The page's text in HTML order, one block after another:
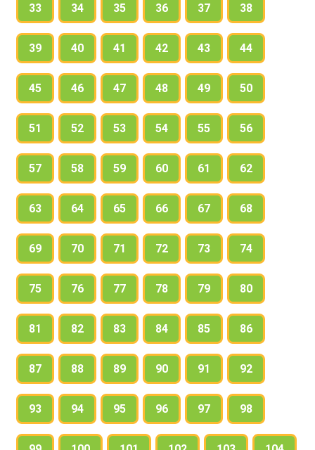
33 34 35 36 37 38
39 40 41 42 43 44
45 46 47 48 49 50
51 52 53 54 55 56
57 58 59 60 61 62
63 64 65 66 67 68
69 70 71 72 73 74
75 76 77 78 79 80
81 82 83 84 85 86
87 88 89 90 91 92
93 94 95 96 97 98